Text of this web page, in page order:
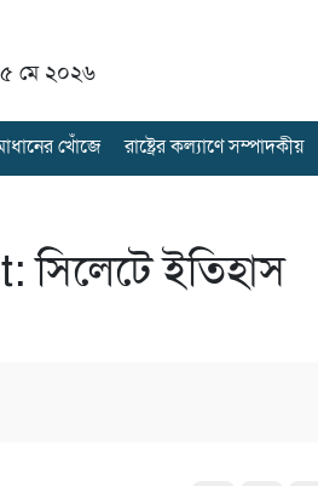
মে ২০২৬
খোঁজে রাষ্ট্রের কল্যাণে সম্পাদকীয়
ইতিহাস